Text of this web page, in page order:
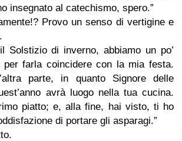
insegnato al catechismo, spero.”
Provo un senso di vertigine e
Solstizio di inverno, abbiamo un po’
per farla coincidere con la mia festa.
parte, in quanto Signore delle
avrà luogo nella tua cucina.
piatto; e, alla fine, hai visto, ti ho
di portare gli asparagi.”